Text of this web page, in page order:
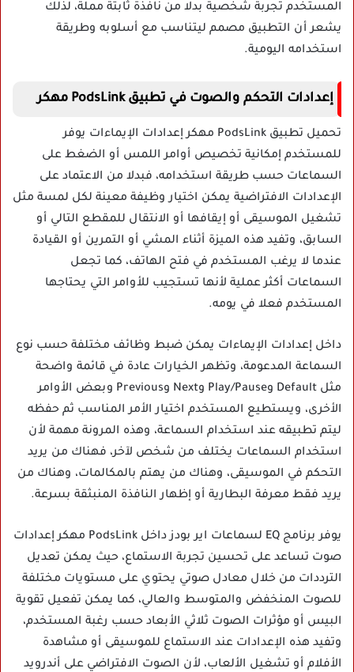
المستخدم تجربة شخصية بدلا من نافذة ثابتة مملة، لذلك
يشعر أن التطبيق مصمم ليتناسب مع أسلوبه وطريقة
استخدامه اليومية.
إعدادات التحكم والصوت في تطبيق PodsLink مهكر
تحميل تطبيق PodsLink مهكر إعدادات الإيماءات يوفر
للمستخدم إمكانية تخصيص أوامر اللمس أو الضغط على
السماعات حسب طريقة استخدامه، فبدلا من الاعتماد على
الإعدادات الافتراضية يمكن اختيار وظيفة معينة لكل لمسة مثل
تشغيل الموسيقى أو إيقافها أو الانتقال للمقطع التالي أو
السابق، وتفيد هذه الميزة أثناء المشي أو التمرين أو القيادة
عندما لا يرغب المستخدم في فتح الهاتف، كما تجعل
السماعات أكثر عملية لأنها تستجيب للأوامر التي يحتاجها
المستخدم فعلا في يومه.
داخل إعدادات الإيماءات يمكن ضبط وظائف مختلفة حسب نوع
السماعة المدعومة، وتظهر الخيارات عادة في قائمة واضحة
مثل Default وPlay/Pause وNext وPrevious وبعض الأوامر
الأخرى، ويستطيع المستخدم اختيار الأمر المناسب ثم حفظه
ليتم تطبيقه عند استخدام السماعة، وهذه المرونة مهمة لأن
استخدام السماعات يختلف من شخص لآخر، فهناك من يريد
التحكم في الموسيقى، وهناك من يهتم بالمكالمات، وهناك من
يريد فقط معرفة البطارية أو إظهار النافذة المنبثقة بسرعة.
يوفر برنامج EQ لسماعات اير بودز داخل PodsLink مهكر إعدادات
صوت تساعد على تحسين تجربة الاستماع، حيث يمكن تعديل
الترددات من خلال معادل صوتي يحتوي على مستويات مختلفة
للصوت المنخفض والمتوسط والعالي، كما يمكن تفعيل تقوية
البيس أو مؤثرات الصوت ثلاثي الأبعاد حسب رغبة المستخدم،
وتفيد هذه الإعدادات عند الاستماع للموسيقى أو مشاهدة
الأفلام أو تشغيل الألعاب، لأن الصوت الافتراضي على أندرويد